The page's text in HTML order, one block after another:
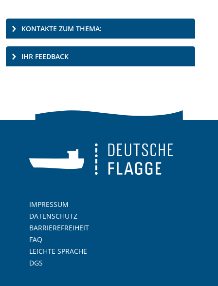
KONTAKTE ZUM THEMA:
IHR FEEDBACK
IMPRESSUM
DATENSCHUTZ
BARRIEREFREIHEIT
FAQ
LEICHTE SPRACHE
DGS